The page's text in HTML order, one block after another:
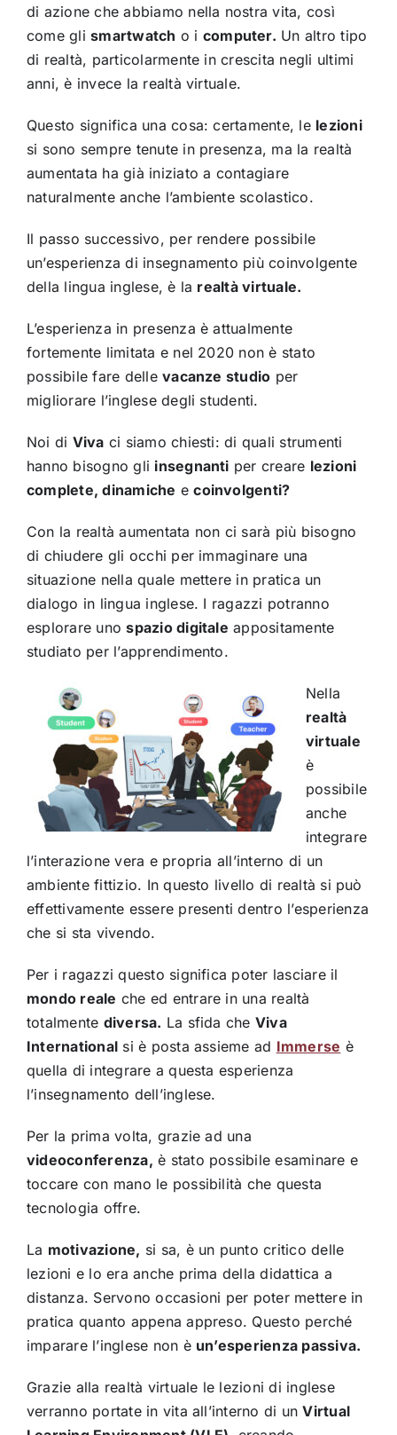
di azione che abbiamo nella nostra vita, così
come glismartwatch o i computer. Un altro tipo
di realtà, particolarmente in crescita negli ultimi
anni, è invece la realtà virtuale.
Questo significa una cosa: certamente, le lezioni
si sono sempre tenute in presenza, ma la realtà
aumentata ha già iniziato a contagiare
naturalmente anche l’ambiente scolastico.
Il passo successivo, per rendere possibile
un’esperienza di insegnamento più coinvolgente
della lingua inglese, è la realtà virtuale.
L’esperienza in presenza è attualmente
fortemente limitata e nel 2020 non è stato
possibile fare dellevacanze studio per
migliorare l’inglese degli studenti.
Noi di Viva ci siamo chiesti: di quali strumenti
hanno bisogno gli insegnanti per creare lezioni
complete, dinamiche ecoinvolgenti?
Con la realtà aumentata non ci sarà più bisogno
di chiudere gli occhi per immaginare una
situazione nella quale mettere in pratica un
dialogo in lingua inglese. I ragazzi potranno
esplorare unospazio digitale appositamente
studiato per l’apprendimento.
Nella
realtà
virtuale
è
possibile
anche
integrare
l’interazione vera e propria all’interno di un
ambiente fittizio. In questo livello di realtà si può
effettivamente essere presenti dentro l’esperienza
che si sta vivendo.
Per i ragazzi questo significa poter lasciare il
mondo reale che ed entrare in una realtà
totalmente diversa. La sfida che Viva
International si è posta assieme ad Immerse è
quella di integrare a questa esperienza
l’insegnamento dell’inglese.
Per la prima volta, grazie ad una
videoconferenza, è stato possibile esaminare e
toccare con mano le possibilità che questa
tecnologia offre.
La motivazione, si sa, è un punto critico delle
lezioni e lo era anche prima della didattica a
distanza. Servono occasioni per poter mettere in
pratica quanto appena appreso. Questo perché
imparare l’inglese non è un’esperienza passiva.
Grazie alla realtà virtuale le lezioni di inglese
verranno portate in vita all’interno di unVirtual